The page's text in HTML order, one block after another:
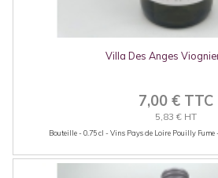
Villa Des Anges
7,00 € TTC
5,83 € HT
Bouteille - 0.75 cl - Vins Pays de Loire Pouilly